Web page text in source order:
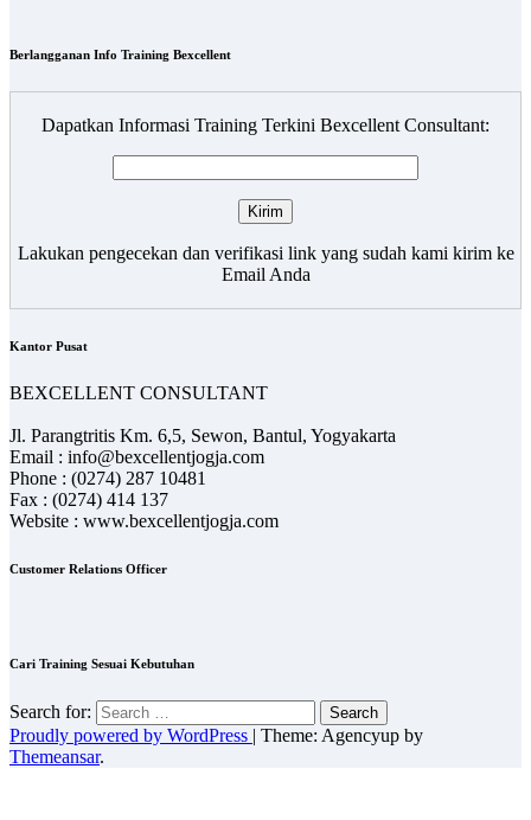
Berlangganan Info Training Bexcellent
Dapatkan Informasi Training Terkini Bexcellent Consultant:
Lakukan pengecekan dan verifikasi link yang sudah kami kirim ke
Email Anda
Kantor Pusat
BEXCELLENT CONSULTANT
Jl. Parangtritis Km. 6,5, Sewon, Bantul, Yogyakarta
Email : info@bexcellentjogja.com
Phone : (0274) 287 10481
Fax : (0274) 414 137
Website : www.bexcellentjogja.com
Customer Relations Officer
Cari Training Sesuai Kebutuhan
Search for:
Proudly powered by WordPress | Theme: Agencyup by
Themeansar.